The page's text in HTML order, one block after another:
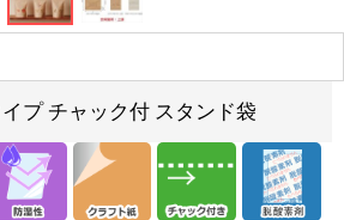
プ チャック付 スタンド袋